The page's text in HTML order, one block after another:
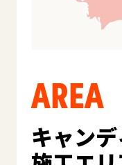
AREA
キャン